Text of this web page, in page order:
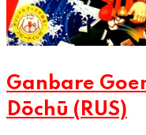
Ganbare
Dōchū (RUS)